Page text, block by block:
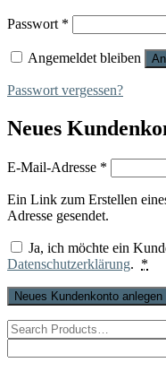
Passwort *
Angemeldet bleiben
Passwort vergessen?
Neues
E-Mail-Adresse *
Ein Link zum Erstellen
Adresse gesendet.
Ja, ich möchte ein
Datenschutzerklärung. *
Neues Kundenkonto anlegen
Search
for:
for: